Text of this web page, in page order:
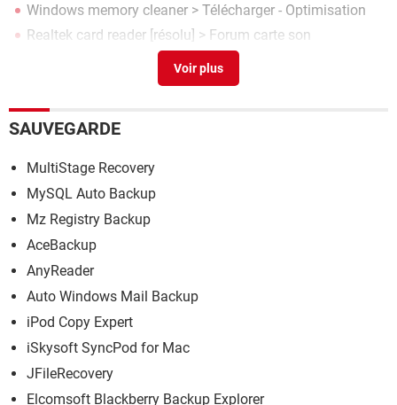
Windows memory cleaner > Télécharger - Optimisation
Realtek card reader [résolu] > Forum carte son
Hekasoft Backup & Restore
> Télécharger - Navigateurs
Patriot memory restore> Télécharger - Récupération de
données
SAUVEGARDE
MultiStage Recovery
MySQL Auto Backup
Mz Registry Backup
AceBackup
AnyReader
Auto Windows Mail Backup
iPod Copy Expert
iSkysoft SyncPod for Mac
JFileRecovery
Elcomsoft Blackberry Backup Explorer